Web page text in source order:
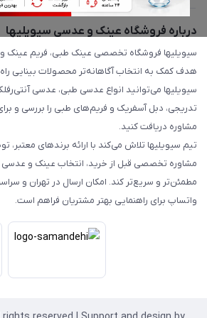
درباره فروشگاه عینک و عدسی سیویلیها
سیویلیها فروشگاه تخصصی عینک طبی، فریم عینک
هدف کمک به انتخاب آگاهانه‌تر محصولات بینایی
سیویلیها می‌توانید انواع عدسی طبی، عدسی
تدریجی، دبل آسفریک و فریم‌های طبی را بررسی و
مشاوره دریافت کنید.
تیم سیویلیها تلاش می‌کند با ارائه برندهای
مشاوره تخصصی قبل از خرید، انتخاب عینک و عدسی را
مطمئن‌تر و سریع‌تر کند. امکان ارسال در تهران و
واتساپ برای راهنمایی بهتر مشتریان فراهم است.